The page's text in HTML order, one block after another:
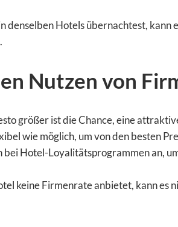
denselben Hotels übernachtest, kann
Nutzen von
größer ist die Chance, eine
wie möglich, um von den besten
bei Hotel-Loyalitätsprogrammen an,
keine Firmenrate anbietet, kann es